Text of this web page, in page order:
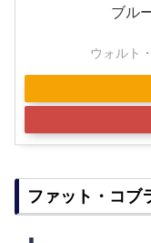
ブル
ウォルト
ファット・コブ